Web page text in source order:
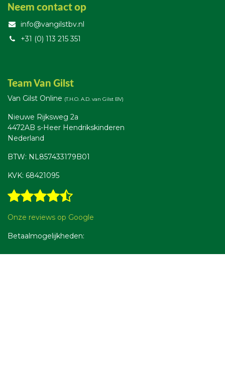
Neem contact op
info@vangilstbv.nl
+31 (0) 113 215 351
Team Van Gilst
Van Gilst Online (T.H.O. A.D. van Gilst BV)
Nieuwe Rijksweg 2a
4472AB s-Heer Hendrikskinderen
Nederland
BTW: NL857433179B01
KVK: 68421095
Onze reviews op Google
Betaalmogelijkheden: